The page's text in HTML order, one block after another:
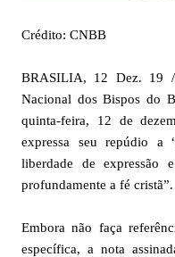
Crédito: CNBB
BRASILIA, 12 Dez. 19
Nacional dos Bispos do
quinta-feira, 12 de
expressa seu repúdio a
liberdade de expressão
profundamente a fé cristã”.
Embora não faça
específica, a nota